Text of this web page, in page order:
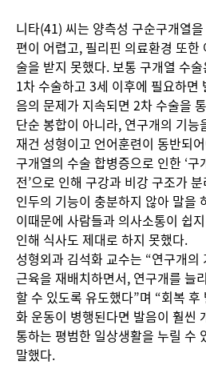
니타(41) 씨는 양측성 구순구개열
편이 어렵고, 필리핀 의료환경 또한
술을 받지 못했다. 보통 구개열 수
1차 수술하고 3세 이후에 필요하면
음의 문제가 지속되면 2차 수술을
단순 봉합이 아니라, 연구개의 기능
재건 성형이고 언어훈련이 동반되
구개열의 수술 합병증으로 인한 ‘구
전’으로 인해 구강과 비강 구조가
인두의 기능이 충분하지 않아 말을
이때문에 사람들과 의사소통이 쉽
인해 식사도 제대로 하지 못했다.
성형외과 김석화 교수는 “연구개의
근육을 재배치하면서, 연구개를 늘
할 수 있도록 유도했다”며 “회복
화 운동이 병행된다면 발음이 훨씬
통하는 평범한 일상생활을 누릴 수
말했다.